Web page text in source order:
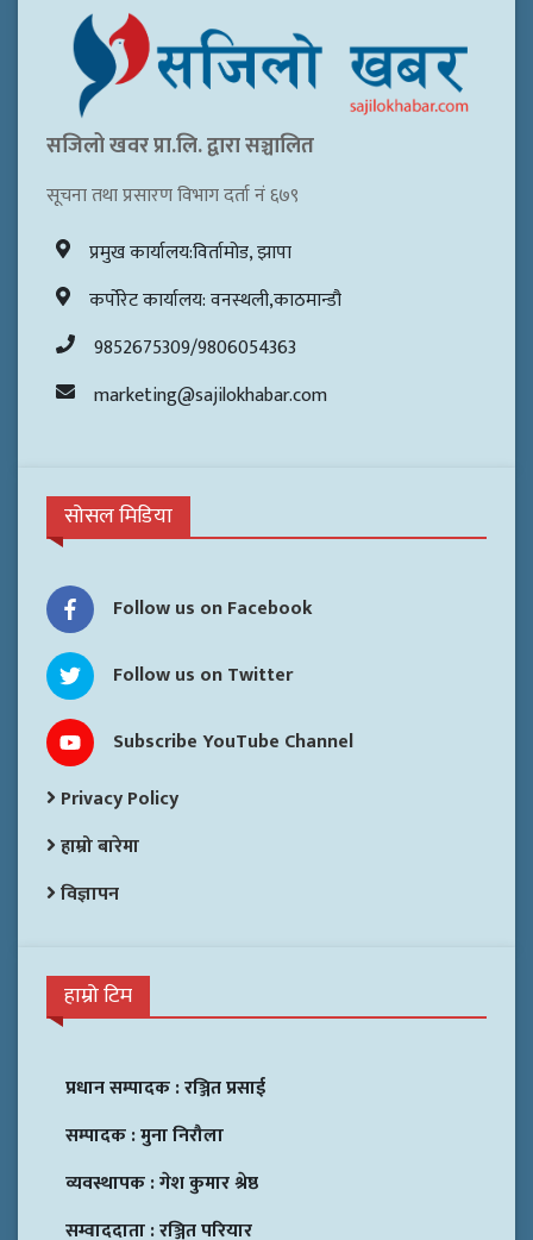
सजिलो खवर प्रा.लि. द्वारा सञ्चालित
सूचना तथा प्रसारण विभाग दर्ता नं ६७९
प्रमुख कार्यालय:विर्तामोड, झापा
कर्पोरेट कार्यालय: वनस्थली,काठमान्डौ
9852675309/9806054363
marketing@sajilokhabar.com
सोसल मिडिया
Follow us on Facebook
Follow us on Twitter
Subscribe YouTube Channel
Privacy Policy
हाम्रो बारेमा
विज्ञापन
हाम्रो टिम
प्रधान सम्पादक :रञ्जित प्रसाई
सम्पादक :मुना निरौला
व्यवस्थापक :गेश कुमार श्रेष्ठ
सम्वाददाता :रञ्जित परियार